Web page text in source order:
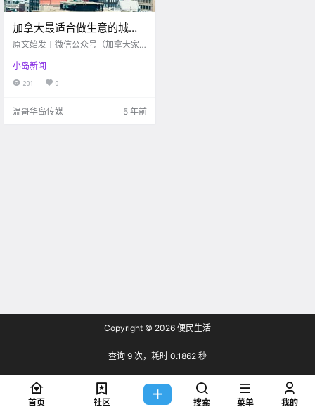
加拿大最适合做生意的城市
在哪里？最差的那个我却万
原文始发于微信公众号（加拿大家
经济政策智囊研究机构（C.D.Howe
Institute）公布的最新加拿大商业投
而蒙特利尔的.
小岛新闻
201 0
温哥华岛传媒 5 年前
Copyright © 2026 便民生活
查询 9 次，耗时 0.1862 秒
首页 社区 搜索 菜单 我的